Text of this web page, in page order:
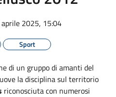
aprile 2025, 15:04
Sport
di un gruppo di amanti del
la disciplina sul territorio
riconosciuta con numerosi